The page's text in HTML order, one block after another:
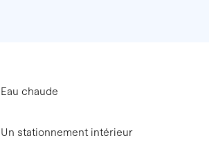
Eau chaude
Un stationnement intérieur